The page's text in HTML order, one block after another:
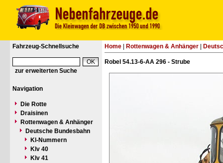
Fahrzeug-Schnellsuche
zur erweiterten Suche
Navigation
Die Rotte
Draisinen
Rottenwagen & Anhänger
Deutsche Bundesbahn
Kl-Nummern
Klv 40
Klv 41
Home Rottenwagen & Anhänger
Robel 54.13-6-AA 296 - Strube